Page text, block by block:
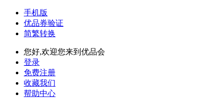
手机版
优品券验证
简繁转换
您好,欢迎您来到优品会
登录
免费注册
收藏我们
帮助中心